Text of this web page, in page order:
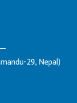
29, Nepal)